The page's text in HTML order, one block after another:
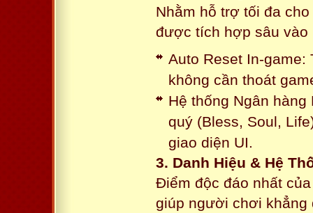
Nhằm hỗ trợ tối đa
được tích hợp sâu vào
Auto Reset In-game:
không cần thoát
Hệ thống Ngân
quý (Bless, Soul,
giao diện UI.
3. Danh Hiệu & Hệ
Điểm độc đáo nhất
giúp người chơi khẳng